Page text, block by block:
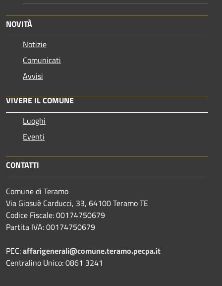
NOVITÀ
Notizie
Comunicati
Avvisi
VIVERE IL COMUNE
Luoghi
Eventi
CONTATTI
Comune di Teramo
Via Giosuè Carducci, 33, 64100 Teramo TE
Codice Fiscale: 00174750679
Partita IVA: 00174750679
PEC:affarigenerali@comune.teramo.pecpa.it
Centralino Unico: 0861 3241